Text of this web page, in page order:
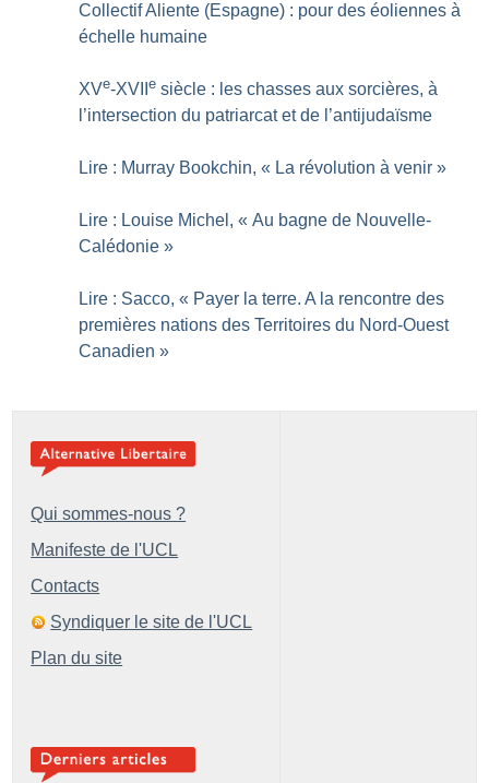
Collectif Aliente (Espagne) : pour des éoliennes à
échelle humaine
XVe-XVIIe siècle : les chasses aux sorcières, à
l’intersection du patriarcat et de l’antijudaïsme
Lire : Murray Bookchin, « La révolution à venir »
Lire : Louise Michel, « Au bagne de Nouvelle-
Calédonie »
Lire : Sacco, « Payer la terre. A la rencontre des
premières nations des Territoires du Nord-Ouest
Canadien »
Qui sommes-nous ?
Manifeste de l'UCL
Contacts
Syndiquer le site de l'UCL
Plan du site